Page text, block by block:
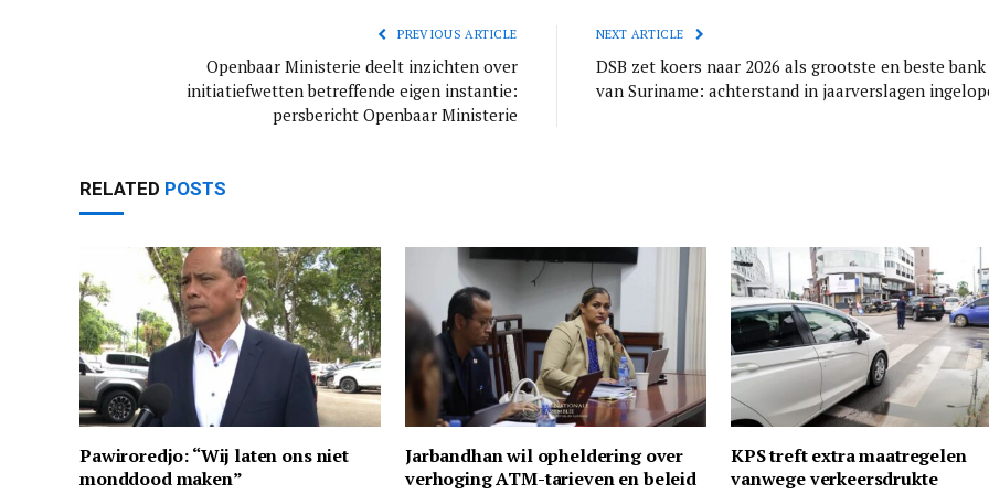
PREVIOUS ARTICLE
Openbaar Ministerie deelt inzichten over
initiatiefwetten betreffende eigen instantie:
persbericht Openbaar Ministerie
NEXT ARTICLE
DSB zet koers naar 2026 als grootste en beste bank
van Suriname: achterstand in jaarverslagen
RELATED POSTS
Pawiroredjo: “Wij laten ons niet
monddood maken”
Jarbandhan wil opheldering over
verhoging ATM-tarieven en beleid
KPS treft extra maatregelen
vanwege verkeersdrukte